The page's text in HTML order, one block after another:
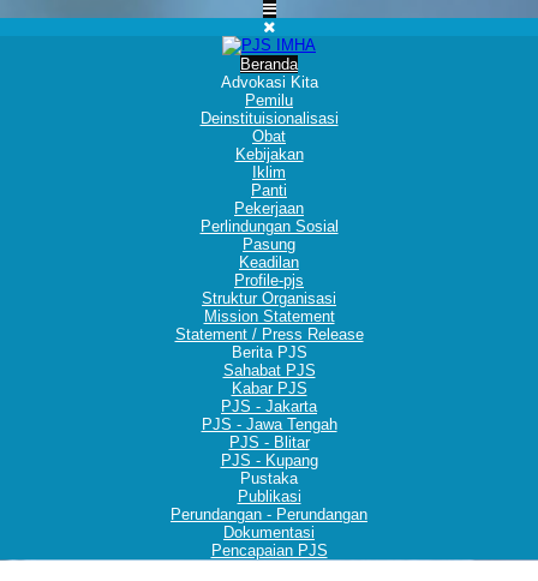
Beranda
Advokasi Kita
Pemilu
Deinstituisionalisasi
Obat
Kebijakan
Iklim
Panti
Pekerjaan
Perlindungan Sosial
Pasung
Keadilan
Profile-pjs
Struktur Organisasi
Mission Statement
Statement / Press Release
Berita PJS
Sahabat PJS
Kabar PJS
PJS - Jakarta
PJS - Jawa Tengah
PJS - Blitar
PJS - Kupang
Pustaka
Publikasi
Perundangan - Perundangan
Dokumentasi
Pencapaian PJS